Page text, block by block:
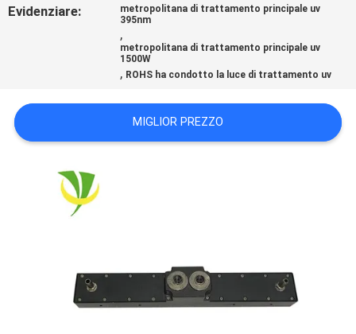
NOTIZIE
CITAZIONE
MAPPA
PRIVACY
POLICY
Evidenziare:
metropolitana di trattamento principale uv
395nm
,
metropolitana di trattamento principale uv
1500W
, ROHS ha condotto la luce di trattamento uv
MIGLIOR PREZZO